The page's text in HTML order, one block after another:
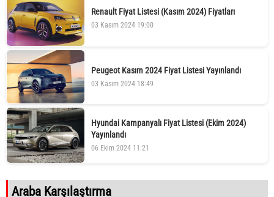
Renault Fiyat Listesi (Kasım 2024) Fiyatları
03 Kasım 2024 19:00
Peugeot Kasım 2024 Fiyat Listesi Yayınlandı
03 Kasım 2024 18:49
Hyundai Kampanyalı Fiyat Listesi (Ekim 2024)
Yayınlandı
06 Ekim 2024 11:21
Araba Karşılaştırma